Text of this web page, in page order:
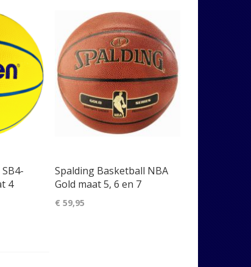
4
Spalding Basketball NBA
Gold maat 5, 6 en 7
€ 59,95